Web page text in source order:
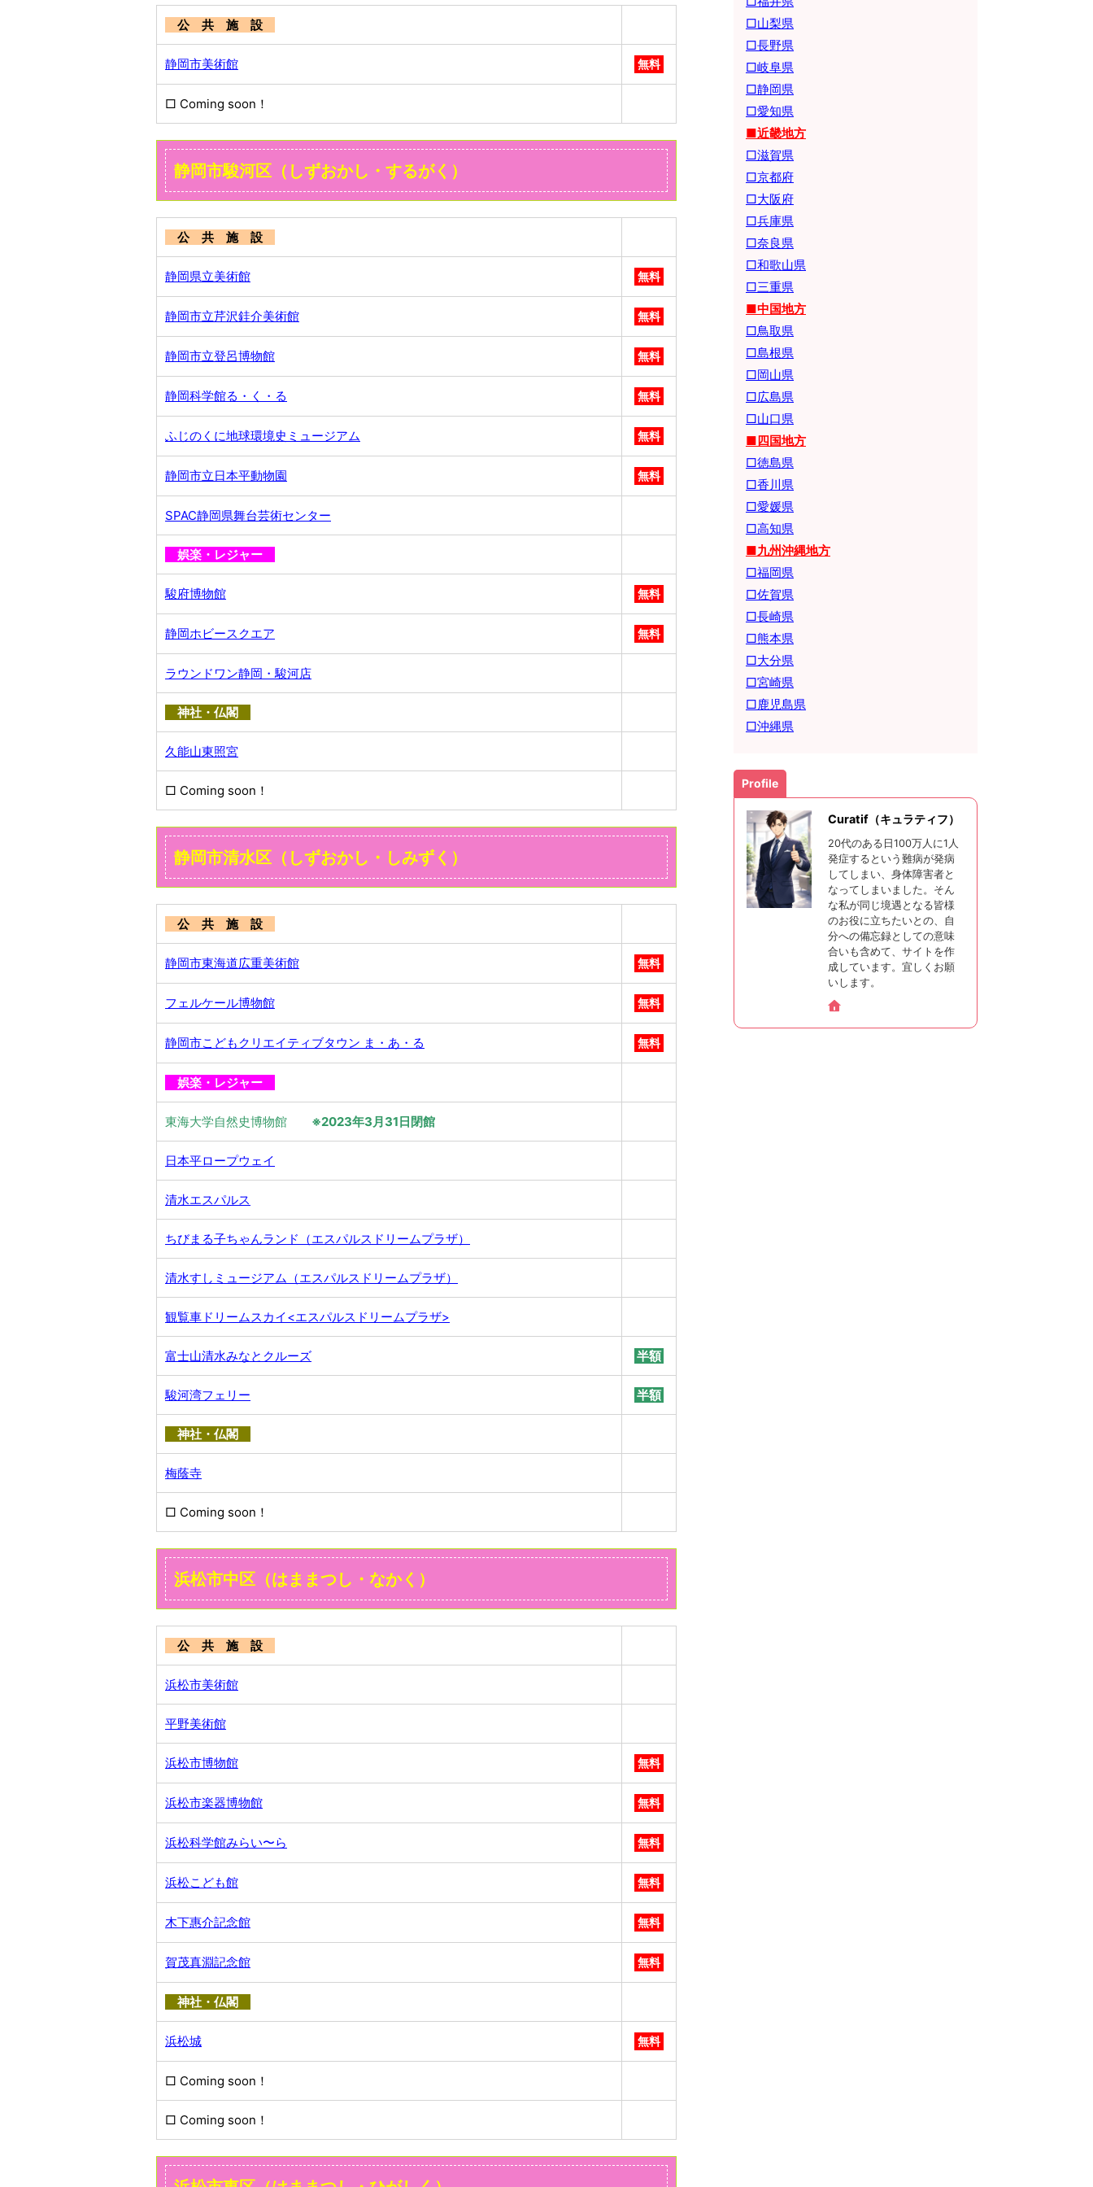
公 共 施 設
静岡市美術館 無料
□ Coming soon！
静岡市駿河区（しずおかし・するがく）
公 共 施 設
静岡県立美術館 無料
静岡市立芹沢銈介美術館 無料
静岡市立登呂博物館 無料
静岡科学館る・く・る 無料
ふじのくに地球環境史ミュージアム 無料
静岡市立日本平動物園 無料
SPAC静岡県舞台芸術センター
娯楽・レジャー
駿府博物館 無料
静岡ホビースクエア 無料
ラウンドワン静岡・駿河店
神社・仏閣
久能山東照宮
□ Coming soon！
静岡市清水区（しずおかし・しみずく）
公 共 施 設
静岡市東海道広重美術館 無料
フェルケール博物館 無料
静岡市こどもクリエイティブタウン ま・あ・る 無料
娯楽・レジャー
東海大学自然史博物館 ※2023年3月31日閉館
日本平ロープウェイ
清水エスパルス
ちびまる子ちゃんランド（エスパルスドリームプラザ）
清水すしミュージアム（エスパルスドリームプラザ）
観覧車ドリームスカイ<エスパルスドリームプラザ>
富士山清水みなとクルーズ 半額
駿河湾フェリー 半額
神社・仏閣
梅蔭寺
□ Coming soon！
浜松市中区（はままつし・なかく）
公 共 施 設
浜松市美術館
平野美術館
浜松市博物館 無料
浜松市楽器博物館 無料
浜松科学館みらい〜ら 無料
浜松こども館 無料
木下惠介記念館 無料
賀茂真淵記念館 無料
神社・仏閣
浜松城 無料
□ Coming soon！
□ Coming soon！
□山梨県
□長野県
□岐阜県
□静岡県
□愛知県
■近畿地方
□滋賀県
□京都府
□大阪府
□兵庫県
□奈良県
□和歌山県
□三重県
■中国地方
□鳥取県
□島根県
□岡山県
□広島県
□山口県
■四国地方
□徳島県
□香川県
□愛媛県
□高知県
■九州沖縄地方
□福岡県
□佐賀県
□長崎県
□熊本県
□大分県
□宮崎県
□鹿児島県
□沖縄県
Profile
Curatif（キュラティフ）
20代のある日100万人に1人
発症するという難病が発病
してしまい、身体障害者と
なってしまいました。そん
な私が同じ境遇となる皆様
のお役に立ちたいとの、自
分への備忘録としての意味
合いも含めて、サイトを作
成しています。宜しくお願
いします。